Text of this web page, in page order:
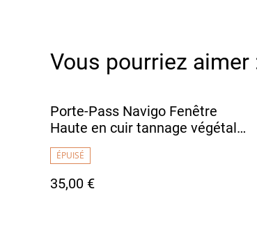
Vous pourriez aimer
Porte-Pass Navigo Fenêtre
Haute en cuir tannage végétal -
DENSHA Noir Grainé
ÉPUISÉ
35,00 €